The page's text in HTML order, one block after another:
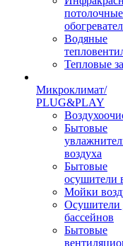
потолочные
Водяные
Тепловые
Микроклимат/
PLUG&PLAY
Бытовые
воздуха
Бытовые
осушители
Мойки
Осушители
бассейнов
Бытовые